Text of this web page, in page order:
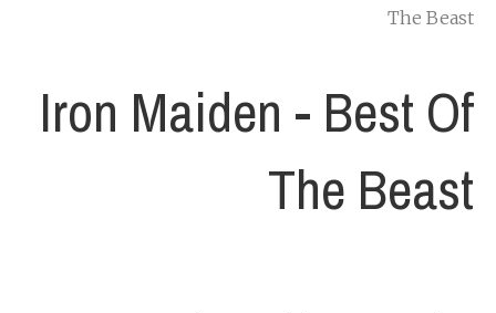
The Beast
Iron Maiden - Best Of
The Beast